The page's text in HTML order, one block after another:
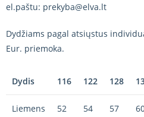
el.paštu: prekyba@elva.lt
Dydžiams pagal atsiųstus
Eur. priemoka.
Dydis 116 122 128
Liemens
52 54 57